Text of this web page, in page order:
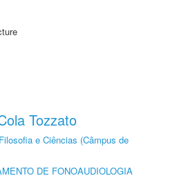
Tozzato
e Ciências (Câmpus de
DE FONOAUDIOLOGIA